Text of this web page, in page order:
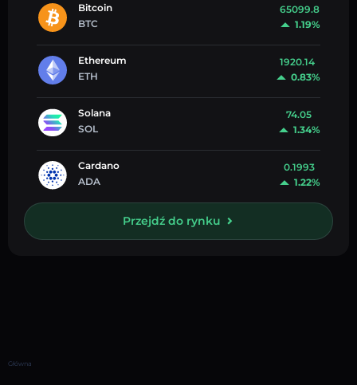
Bitcoin
BTC
65099.8
1.19%
Ethereum
ETH
1920.14
0.83%
Solana
SOL
74.05
1.34%
Cardano
ADA
0.1993
1.22%
Przejdź do rynku
Główna